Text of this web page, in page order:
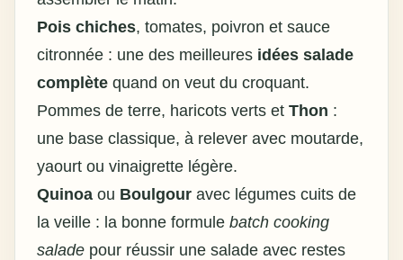
Pois chiches, tomates, poivron et sauce
citronnée : une des meilleures idées salade
complète quand on veut du croquant.
Pommes de terre, haricots verts et Thon :
une base classique, à relever avec moutarde,
yaourt ou vinaigrette légère.
Quinoa ou Boulgour avec légumes cuits de
la veille : la bonne formule batch cooking
salade pour réussir une salade avec restes